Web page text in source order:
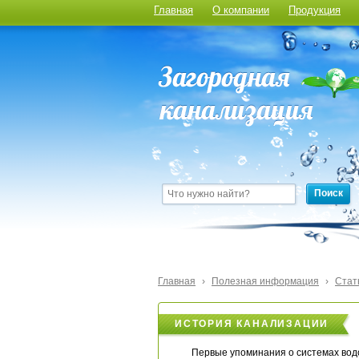
Главная О компании Продукция
Поиск
Главная › Полезная информация ›
ИСТОРИЯ КАНАЛИЗАЦИИ
Первые упоминания о системах